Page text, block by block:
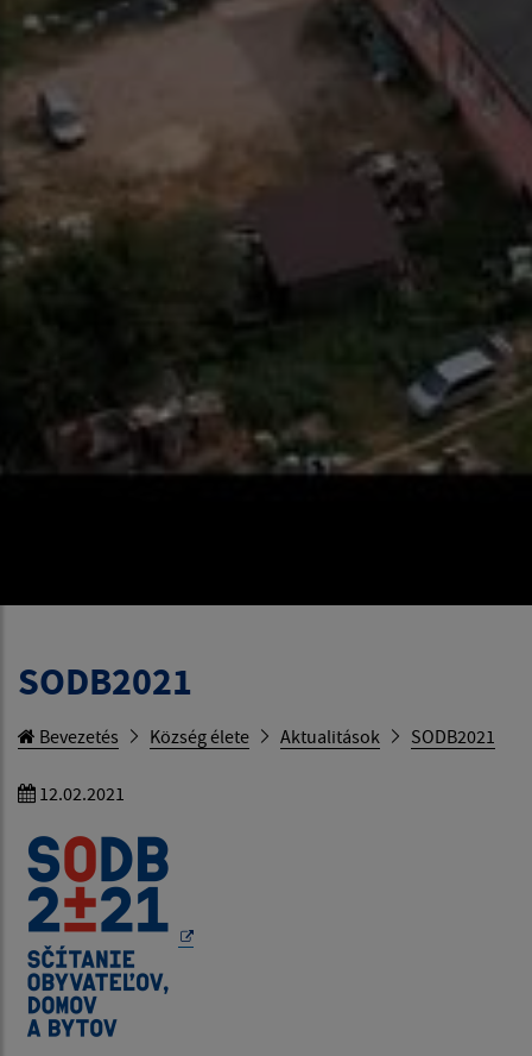
SODB2021
Bevezetés Község élete Aktualitások SODB2021
12.02.2021